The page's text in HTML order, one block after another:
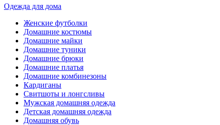
Одежда для дома
Женские футболки
Домашние костюмы
Домашние майки
Домашние туники
Домашние брюки
Домашние платья
Домашние комбинезоны
Кардиганы
Свитшоты и лонгсливы
Мужская домашняя одежда
Детская домашняя одежда
Домашняя обувь